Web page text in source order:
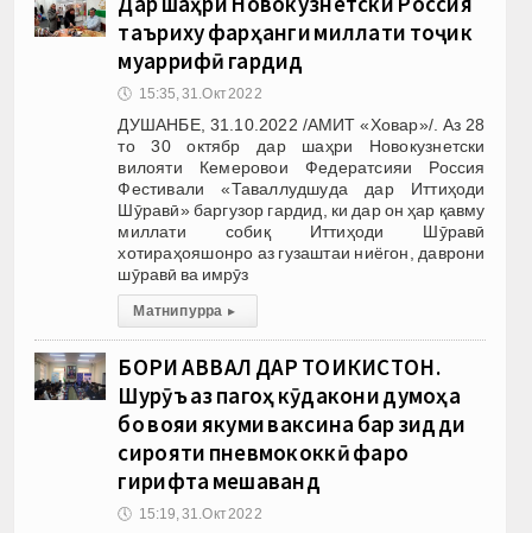
таъриху фарҳанги миллати тоҷик
муаррифӣ гардид
🕔 15:35, 31.Окт 2022
ДУШАНБЕ, 31.10.2022 /АМИТ «Ховар»/. Аз 28
то 30 октябр дар шаҳри Новокузнетски
вилояти Кемеровои Федератсияи Россия
Фестивали «Таваллудшуда дар Иттиҳоди
Шӯравӣ» баргузор гардид, ки дар он ҳар қавму
миллати собиқ Иттиҳоди Шӯравӣ
хотираҳояшонро аз гузаштаи ниёгон, даврони
шӯравӣ ва имрӯз
Матни пурра ▸
БОРИ АВВАЛ ДАР ТОҶИКИСТОН.
Шурӯъ аз пагоҳ кӯдакони думоҳа
бо вояи якуми ваксина бар зидди
сирояти пневмококкӣ фаро
гирифта мешаванд
🕔 15:19, 31.Окт 2022